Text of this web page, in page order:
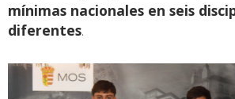
mínimas nacionales en seis
diferentes.